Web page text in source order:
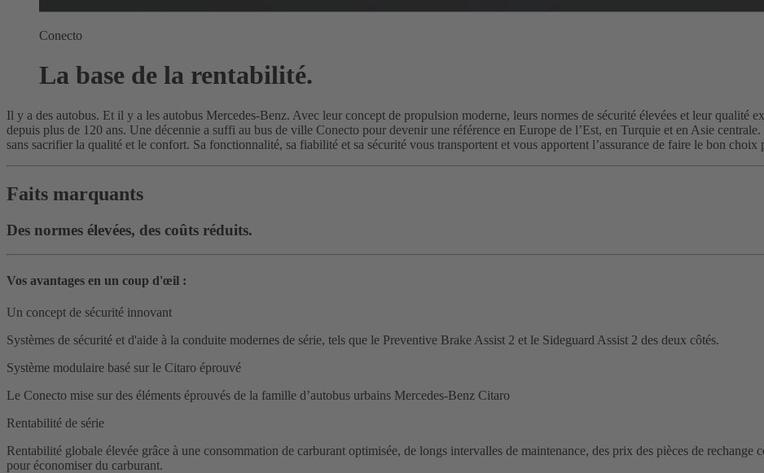
Conecto
La base de la rentabilité.
Il y a des autobus. Et il y a les autobus Mercedes-Benz. Avec leur concept de propulsion moderne, leurs normes de sécurité élevées et leur qualité
depuis plus de 120 ans. Une décennie a suffi au bus de ville Conecto pour devenir une référence en Europe de l’Est, en Turquie et en Asie
sans sacrifier la qualité et le confort. Sa fonctionnalité, sa fiabilité et sa sécurité vous transportent et vous apportent l’assurance de faire le bon choix
Faits marquants
Des normes élevées, des coûts réduits.
Vos avantages en un coup d'œil :
Un concept de sécurité innovant
Systèmes de sécurité et d'aide à la conduite modernes de série, tels que le Preventive Brake Assist 2 et le Sideguard Assist 2 des deux côtés.
Système modulaire basé sur le Citaro éprouvé
Le Conecto mise sur des éléments éprouvés de la famille d’autobus urbains Mercedes-Benz Citaro
Rentabilité de série
Rentabilité globale élevée grâce à une consommation de carburant optimisée, de longs intervalles de maintenance, des prix des pièces de
pour économiser du carburant.